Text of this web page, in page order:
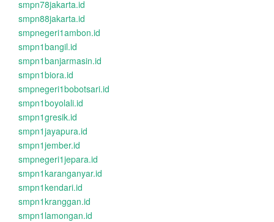
smpn78jakarta.id
smpn88jakarta.id
smpnegeri1ambon.id
smpn1bangil.id
smpn1banjarmasin.id
smpn1biora.id
smpnegeri1bobotsari.id
smpn1boyolali.id
smpn1gresik.id
smpn1jayapura.id
smpn1jember.id
smpnegeri1jepara.id
smpn1karanganyar.id
smpn1kendari.id
smpn1kranggan.id
smpn1lamongan.id